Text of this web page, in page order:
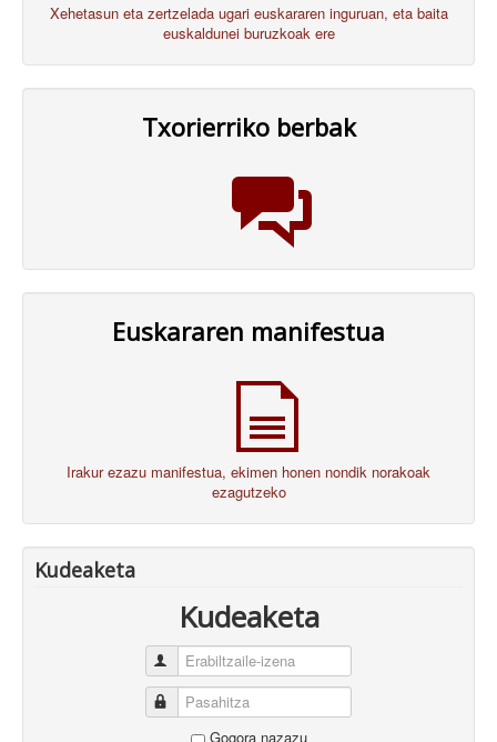
Xehetasun eta zertzelada ugari euskararen inguruan, eta baita
euskaldunei buruzkoak ere
Txorierriko berbak
Euskararen manifestua
Irakur ezazu manifestua, ekimen honen nondik norakoak
ezagutzeko
Kudeaketa
Kudeaketa
Erabiltzaile-izena
Pasahitza
Gogora nazazu